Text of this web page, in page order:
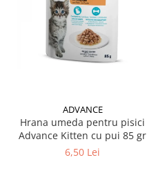
ADVANCE
Hrana umeda pentru pisici
Advance Kitten cu pui 85 gr
6,50 Lei